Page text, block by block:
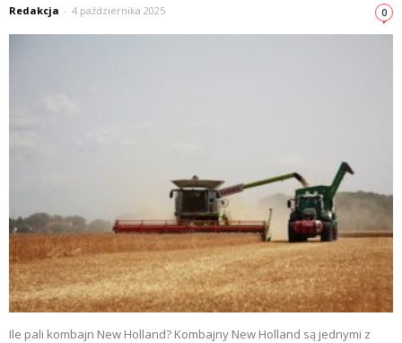
Redakcja - 4 października 2025 0
Ile pali kombajn New Holland? Kombajny New Holland są jednymi z